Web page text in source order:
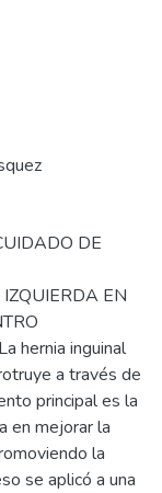
DE
EN
hernia inguinal
a través de
principal es la
en mejorar la
la
se aplicó a una